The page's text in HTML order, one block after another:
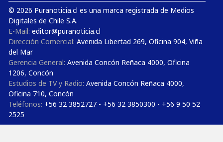
© 2026 Puranoticia.cl es una marca registrada de Medios
Digitales de Chile S.A.
E-Mail: editor@puranoticia.cl
Dirección Comercial: Avenida Libertad 269, Oficina 904, Viña
del Mar
Gerencia General: Avenida Concón Reñaca 4000, Oficina
1206, Concón
Estudios de TV y Radio: Avenida Concón Reñaca 4000,
Oficina 710, Concón
Teléfonos: +56 32 3852727 - +56 32 3850300 - +56 9 50 52
2525